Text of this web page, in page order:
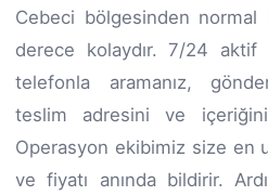
Cebeci bölgesinden
derece kolaydır. 7/24 aktif
telefonla aramanız,
teslim adresini ve
Operasyon ekibimiz size en
ve fiyatı anında bildirir.